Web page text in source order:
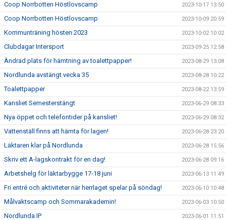
Coop Norrbotten Höstlovscamp 2023-10-17 13:50
Coop Norrbotten Höstlovscamp 2023-10-09 20:59
Kommunträning hösten 2023 2023-10-02 10:02
Clubdagar Intersport 2023-09-25 12:58
Ändrad plats för hämtning av toalettpapper! 2023-08-29 13:08
Nordlunda avstängt vecka 35 2023-08-28 10:22
Toalettpapper 2023-08-22 13:59
Kansliet Semesterstängt 2023-06-29 08:33
Nya öppet och telefontider på kansliet! 2023-06-29 08:32
Vattenställ finns att hämta för lagen! 2023-06-28 23:20
Läktaren klar på Nordlunda 2023-06-28 15:56
Skriv ett A-lagskontrakt för en dag! 2023-06-28 09:16
Arbetshelg för läktarbygge 17-18 juni 2023-06-13 11:49
Fri entré och aktiviteter när herrlaget spelar på söndag! 2023-06-10 10:48
Målvaktscamp och Sommarakademin! 2023-06-03 10:50
Nordlunda IP 2023-06-01 11:51